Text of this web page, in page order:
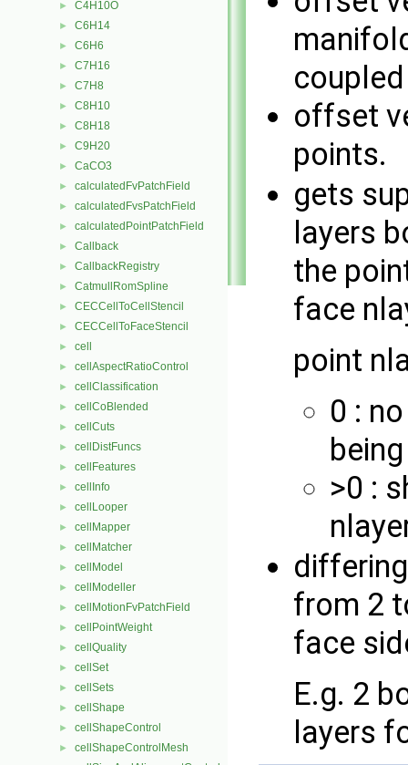
► C4H10O
► C6H14
► C6H6
► C7H16
► C7H8
► C8H10
► C8H18
► C9H20
► CaCO3
► calculatedFvPatchField
► calculatedFvsPatchField
► calculatedPointPatchField
► Callback
► CallbackRegistry
► CatmullRomSpline
► CECCellToCellStencil
► CECCellToFaceStencil
► cell
► cellAspectRatioControl
► cellClassification
► cellCoBlended
► cellCuts
► cellDistFuncs
► cellFeatures
► cellInfo
► cellLooper
► cellMapper
► cellMatcher
► cellModel
► cellModeller
► cellMotionFvPatchField
► cellPointWeight
► cellQuality
► cellSet
► cellSets
► cellShape
► cellShapeControl
► cellShapeControlMesh
offset
points.
gets
layers
the
face
point
0 :
>0 :
from 2
face
E.g. 2
layers